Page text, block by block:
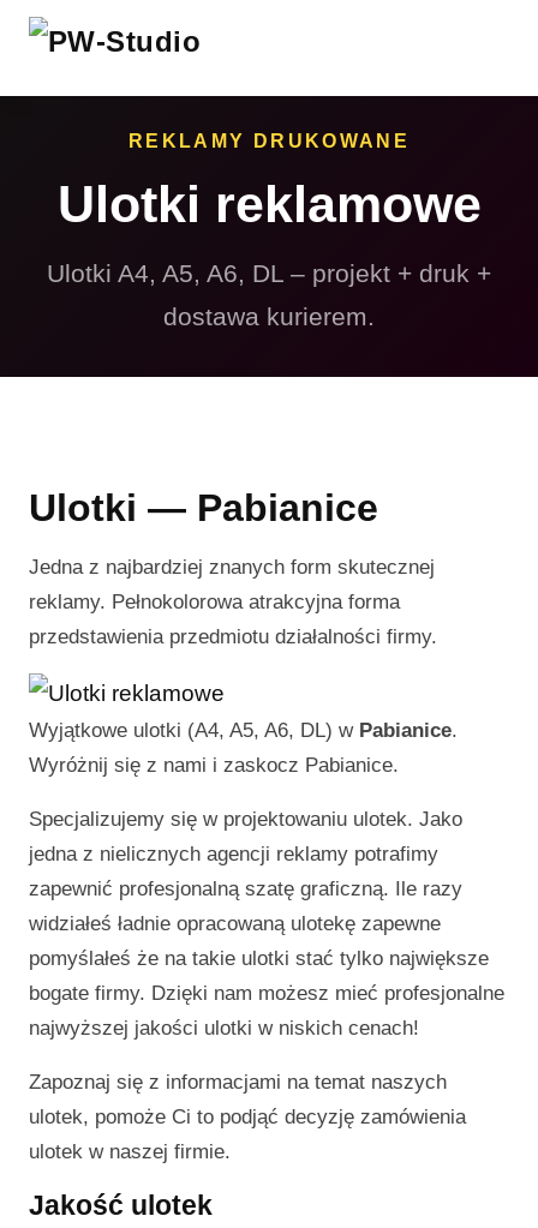
REKLAMY DRUKOWANE
Ulotki reklamowe
Ulotki A4, A5, A6, DL – projekt + druk +
dostawa kurierem.
Ulotki — Pabianice
Jedna z najbardziej znanych form skutecznej
reklamy. Pełnokolorowa atrakcyjna forma
przedstawienia przedmiotu działalności firmy.
Wyjątkowe ulotki (A4, A5, A6, DL) w Pabianice.
Wyróżnij się z nami i zaskocz Pabianice.
Specjalizujemy się w projektowaniu ulotek. Jako
jedna z nielicznych agencji reklamy potrafimy
zapewnić profesjonalną szatę graficzną. Ile razy
widziałeś ładnie opracowaną ulotekę zapewne
pomyślałeś że na takie ulotki stać tylko największe
bogate firmy. Dzięki nam możesz mieć profesjonalne
najwyższej jakości ulotki w niskich cenach!
Zapoznaj się z informacjami na temat naszych
ulotek, pomoże Ci to podjąć decyzję zamówienia
ulotek w naszej firmie.
Jakość ulotek